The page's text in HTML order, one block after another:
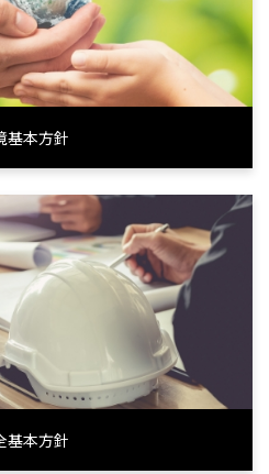
基本方針
基本方針